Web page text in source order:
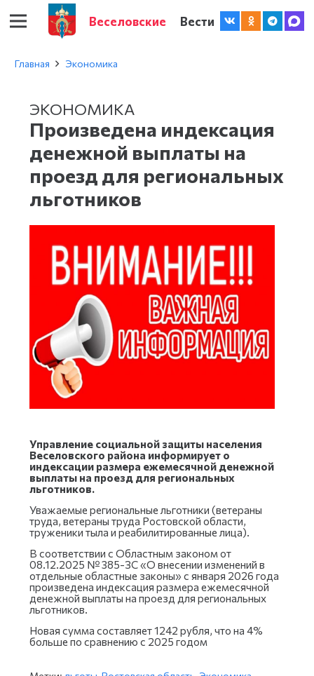
Веселовские Вести
Главная Экономика
ЭКОНОМИКА
Произведена индексация
денежной выплаты на
проезд для региональных
льготников
Управление социальной защиты населения
Веселовского района информирует о
индексации размера ежемесячной денежной
выплаты на проезд для региональных
льготников.
Уважаемые региональные льготники (ветераны
труда, ветераны труда Ростовской области,
труженики тыла и реабилитированные лица).
В соответствии с Областным законом от
08.12.2025 № 385-ЗС «О внесении изменений в
отдельные областные законы» с января 2026 года
произведена индексация размера ежемесячной
денежной выплаты на проезд для региональных
льготников.
Новая сумма составляет 1242 рубля, что на 4%
больше по сравнению с 2025 годом